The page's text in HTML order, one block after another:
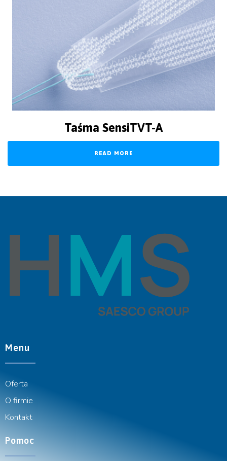
Taśma SensiTVT-A
READ MORE
Menu
Oferta
O firmie
Kontakt
Pomoc